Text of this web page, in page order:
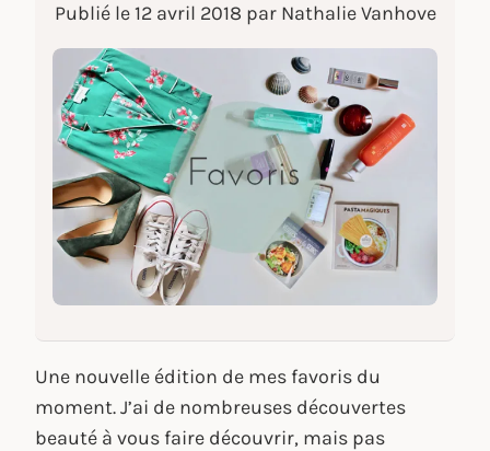
Publié le12 avril 2018 par Nathalie Vanhove
Une nouvelle édition de mes favoris du
moment. J’ai de nombreuses découvertes
beauté à vous faire découvrir, mais pas